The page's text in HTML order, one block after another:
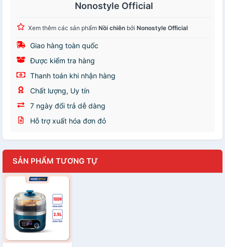
Nonostyle Official
Xem thêm các sản phẩm Nồi chiên bởi Nonostyle Official
Giao hàng toàn quốc
Được kiểm tra hàng
Thanh toán khi nhận hàng
Chất lượng, Uy tín
7 ngày đổi trả dễ dàng
Hỗ trợ xuất hóa đơn đỏ
SẢN PHẨM TƯƠNG TỰ